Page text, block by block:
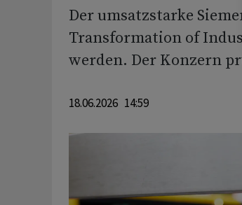
Der umsatzstarke
Transformation of
werden. Der Konzern
18.06.2026 14:59